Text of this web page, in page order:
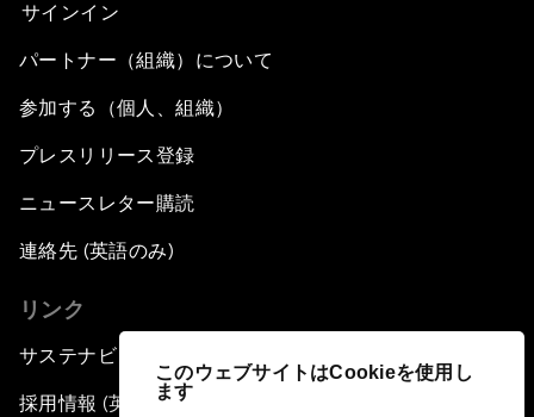
このウェブサイトはCookieを使用し
ます
サインイン
パートナー（組織）について
参加する（個人、組織）
プレスリリース登録
ニュースレター購読
連絡先 (英語のみ)
リンク
サステナビリティへの取り組み
採用情報 (英語のみ)